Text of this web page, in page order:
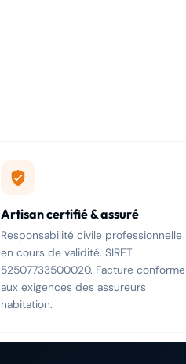
Artisan certifié & assuré
Responsabilité civile professionnelle
en cours de validité. SIRET
52507733500020. Facture conforme
aux exigences des assureurs
habitation.